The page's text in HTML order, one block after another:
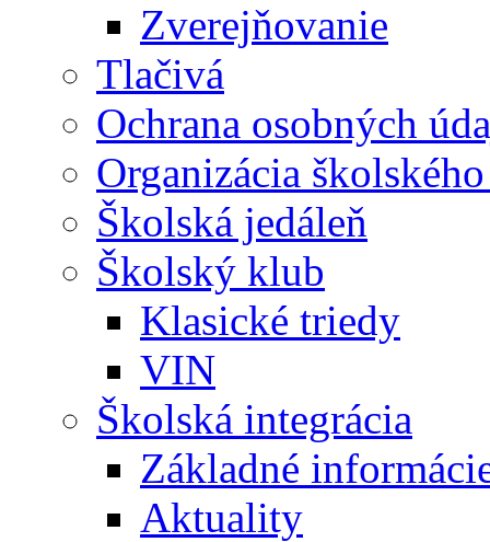
Zverejňovanie
Tlačivá
Ochrana osobných
Organizácia
Školská jedáleň
Školský klub
Klasické triedy
VIN
Školská integrácia
Základné
Aktuality